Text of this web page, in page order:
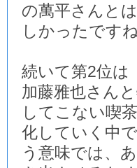
の萬平さんと
しかったですね
続いて第2位は
加藤雅也さん
してこない喫
化していく中
う意味では、